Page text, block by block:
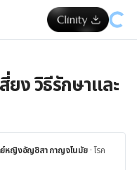
ยง วิธีรักษาและ
หญิงอัญชิสา กาญจโนมัย ·โรค